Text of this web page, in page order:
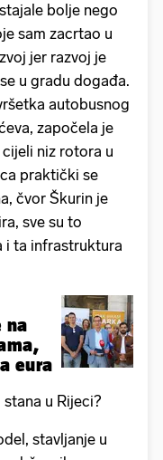
bolje nego
sam zacrtao u
jer razvoj je
u gradu događa.
autobusnog
započela je
niz rotora u
praktički se
čvor Škurin je
sve su to
i ta infrastruktura
na
eura
u Rijeci?
stavljanje u